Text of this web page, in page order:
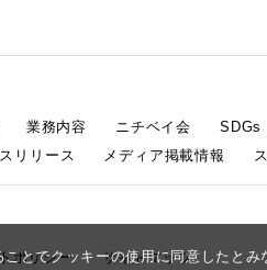
とでクッキーの使用に同意したとみ
業務内容 ニチベイ会 SDGs
リリース メディア掲載情報
ポリシー サイトマップ